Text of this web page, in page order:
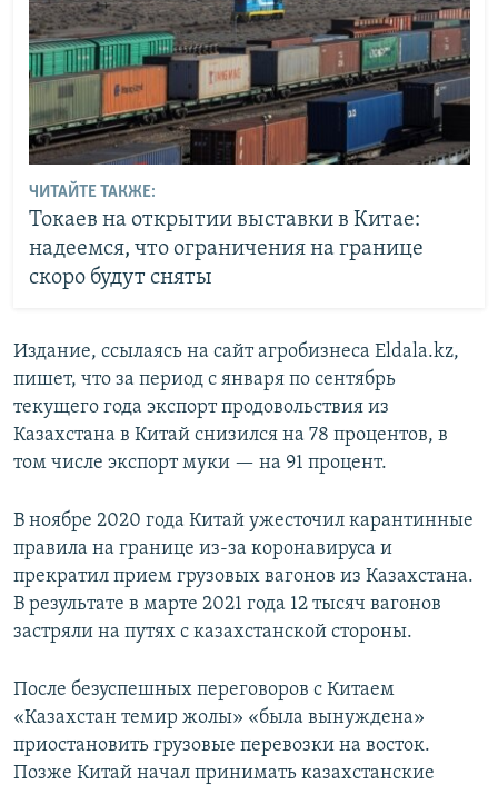
ЧИТАЙТЕ ТАКЖЕ:
Токаев на открытии выставки в Китае:
надеемся, что ограничения на границе
скоро будут сняты
Издание, ссылаясь на сайт агробизнеса Eldala.kz,
пишет, что за период с января по сентябрь
текущего года экспорт продовольствия из
Казахстана в Китай снизился на 78 процентов, в
том числе экспорт муки — на 91 процент.
В ноябре 2020 года Китай ужесточил карантинные
правила на границе из-за коронавируса и
прекратил прием грузовых вагонов из Казахстана.
В результате в марте 2021 года 12 тысяч вагонов
застряли на путях с казахстанской стороны.
После безуспешных переговоров с Китаем
«Казахстан темир жолы» «была вынуждена»
приостановить грузовые перевозки на восток.
Позже Китай начал принимать казахстанские